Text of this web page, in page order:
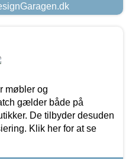
møbler og
gælder både på
De tilbyder desuden
Klik her for at se